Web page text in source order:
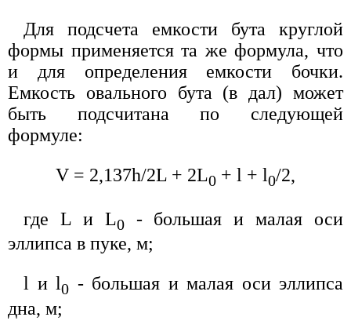
Для подсчета емкости бута круглой
формы применяется та же формула, что
и для определения емкости бочки.
Емкость овального бута (в дал) может
быть подсчитана по следующей
формуле:
V = 2,137h/2L + 2L0 + l + l0/2,
где L и L0- большая и малая оси
эллипса в пуке, м;
l и l0 - большая и малая оси эллипса
дна, м;